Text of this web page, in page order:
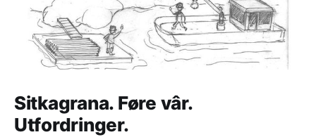
Sitkagrana. Føre vâr.
Utfordringer.